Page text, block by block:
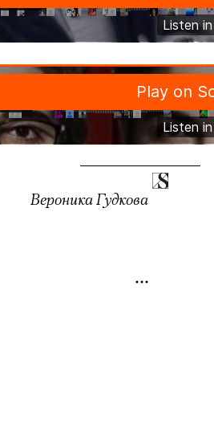
можно через
Вероника Гудкова